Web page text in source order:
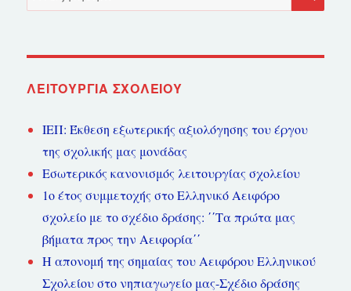
για:
ΛΕΙΤΟΥΡΓΊΑ ΣΧΟΛΕΊΟΥ
ΙΕΠ: Έκθεση εξωτερικής αξιολόγησης του έργου
της σχολικής μας μονάδας
Εσωτερικός κανονισμός λειτουργίας σχολείου
1ο έτος συμμετοχής στο Ελληνικό Αειφόρο
σχολείο με το σχέδιο δράσης: ΄΄Τα πρώτα μας
βήματα προς την Αειφορία΄΄
Η απονομή της σημαίας του Αειφόρου Ελληνικού
Σχολείου στο νηπιαγωγείο μας-Σχέδιο δράσης